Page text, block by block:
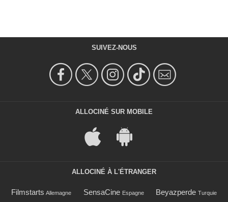
SUIVEZ-NOUS
ALLOCINÉ SUR MOBILE
ALLOCINÉ À L'ÉTRANGER
Filmstarts Allemagne SensaCine Espagne Beyazperde Turquie